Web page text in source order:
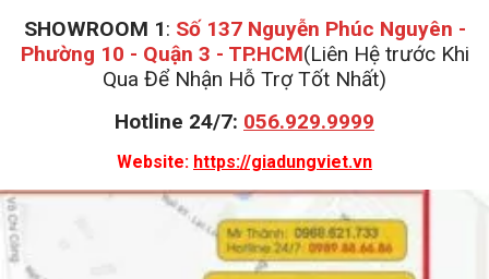
SHOWROOM 1: Số 137 Nguyễn Phúc Nguyên -
Phường 10 - Quận 3 - TP.HCM(Liên Hệ trước Khi
Qua Để Nhận Hỗ Trợ Tốt Nhất)
Hotline 24/7: 056.929.9999
Website: https://giadungviet.vn